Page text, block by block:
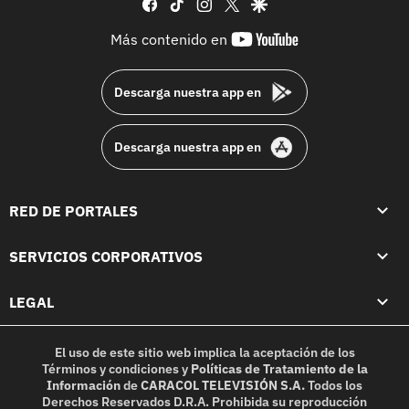
Más contenido en
youtube-
Descarga nuestra app en
Descarga nuestra app en
RED DE PORTALES
SERVICIOS CORPORATIVOS
LEGAL
El uso de este sitio web implica la aceptación de los
Términos y condicionesy Políticas de Tratamiento de la
InformacióndeCARACOL TELEVISIÓN S.A.Todos los
Derechos Reservados D.R.A. Prohibida su reproducción